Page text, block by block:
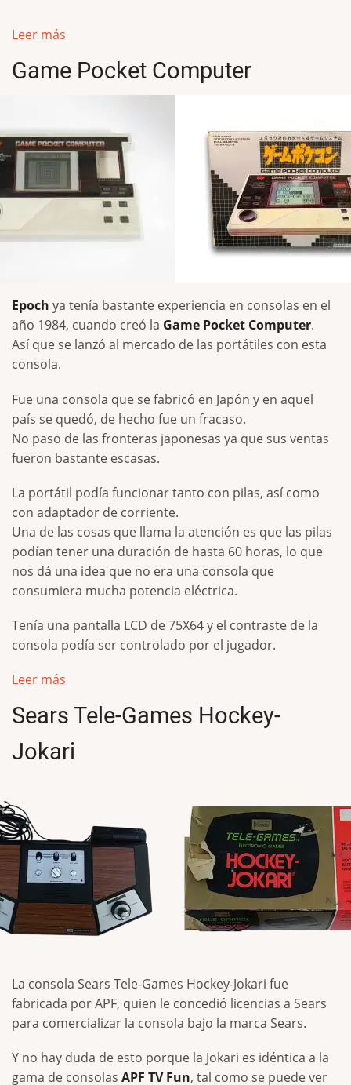
Leer más
Game Pocket Computer
Epoch ya tenía bastante experiencia en consolas en el
año 1984, cuando creó la Game Pocket Computer.
Así que se lanzó al mercado de las portátiles con esta
consola.
Fue una consola que se fabricó en Japón y en aquel
país se quedó, de hecho fue un fracaso.
No paso de las fronteras japonesas ya que sus ventas
fueron bastante escasas.
La portátil podía funcionar tanto con pilas, así como
con adaptador de corriente.
Una de las cosas que llama la atención es que las pilas
podían tener una duración de hasta 60 horas, lo que
nos dá una idea que no era una consola que
consumiera mucha potencia eléctrica.
Tenía una pantalla LCD de 75X64 y el contraste de la
consola podía ser controlado por el jugador.
Leer más
Sears Tele-Games Hockey-
Jokari
La consola Sears Tele-Games Hockey-Jokari fue
fabricada por APF, quien le concedió licencias a Sears
para comercializar la consola bajo la marca Sears.
Y no hay duda de esto porque la Jokari es idéntica a la
gama de consolas APF TV Fun, tal como se puede ver